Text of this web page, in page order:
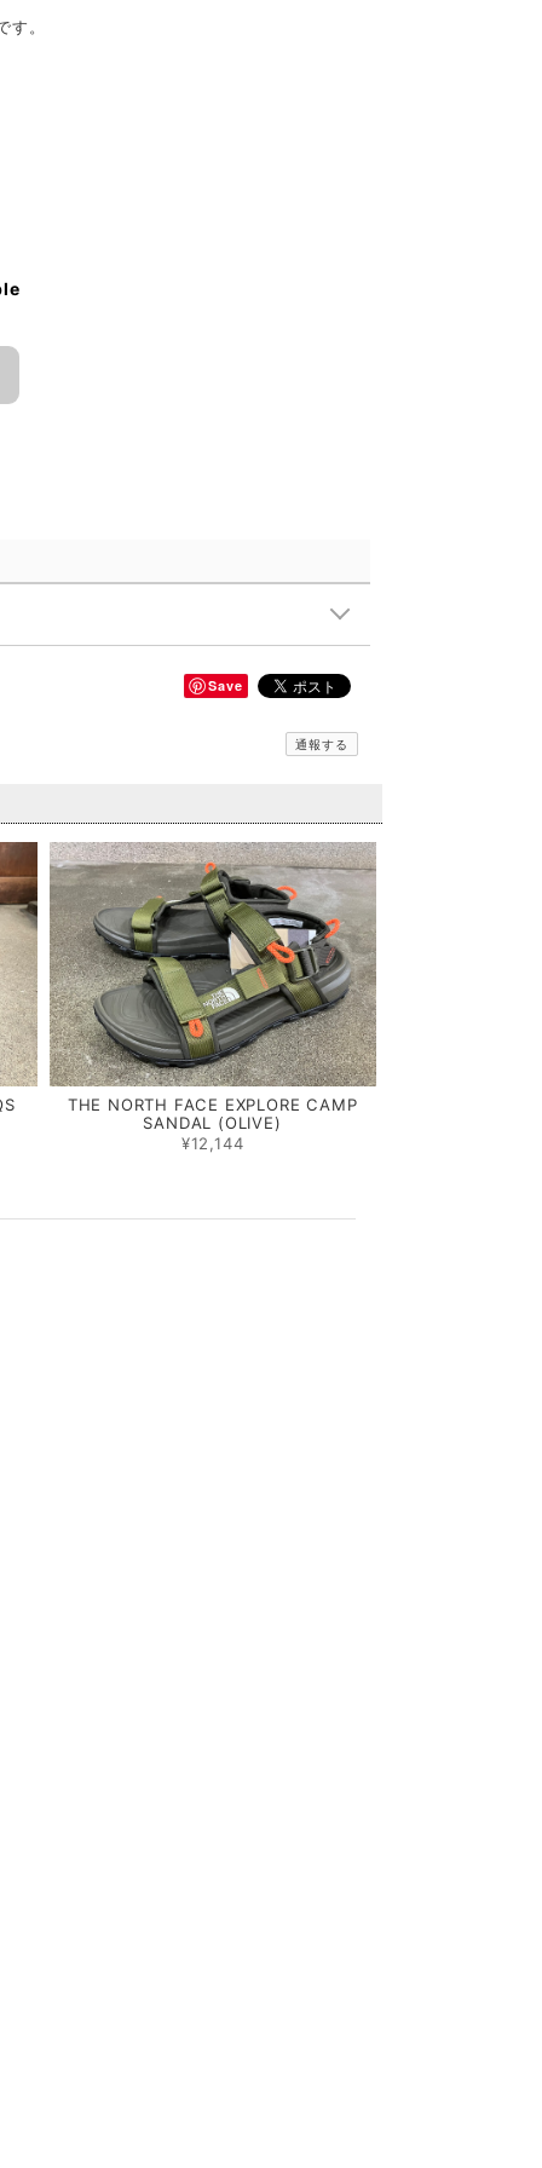
。
Save
通報する
THE NORTH FACE EXPLORE CAMP
SANDAL (OLIVE)
¥12,144